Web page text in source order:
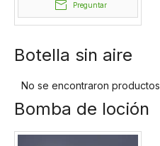
mayor, bomba
removedora, botella,
uñas
Preguntar
Botella sin aire
No se encontraron productos
Bomba de loción